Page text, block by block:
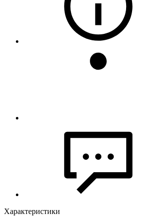
Характеристики